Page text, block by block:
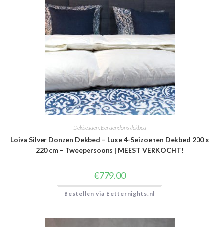
Dekbedden, Eendendons dekbed
Loiva Silver Donzen Dekbed – Luxe 4-Seizoenen Dekbed 200 x
220 cm – Tweepersoons | MEEST VERKOCHT!
€779.00
Bestellen via Betternights.nl